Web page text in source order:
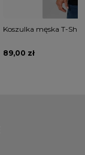
Koszulka męska T-
89,00 zł